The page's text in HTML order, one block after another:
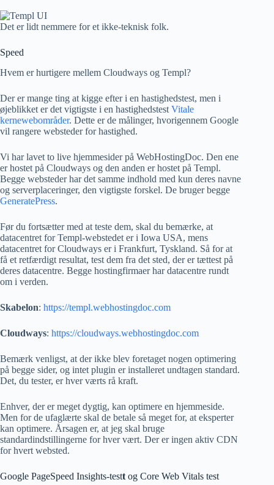
Det er lidt nemmere for et ikke-teknisk folk.
Speed
Hvem er hurtigere mellem Cloudways og Templ?
Der er mange ting at kigge efter i en hastighedstest, men i
øjeblikket er det vigtigste i en hastighedstest Vitale
kernewebområder. Dette er de målinger, hvorigennem Google
vil rangere websteder for hastighed.
Vi har lavet to live hjemmesider på WebHostingDoc. Den ene
er hostet på Cloudways og den anden er hostet på Templ.
Begge websteder har det samme indhold med kun deres navne
og serverplaceringer, den vigtigste forskel. De bruger begge
GeneratePress.
Før du fortsætter med at teste dem, skal du bemærke, at
datacentret for Templ-webstedet er i Iowa USA, mens
datacentret for Cloudways er i Frankfurt, Tyskland. Så for at
få et retfærdigt resultat, test dem fra det sted, der er tættest på
deres datacentre. Begge hostingfirmaer har datacentre rundt
om i verden.
Skabelon: https://templ.webhostingdoc.com
Cloudways: https://cloudways.webhostingdoc.com
Bemærk venligst, at der ikke blev foretaget nogen optimering
på begge sider, og intet plugin er installeret undtagen standard.
Det, du tester, er hver værts rå kraft.
Enhver, der er meget dygtig, kan optimere en hjemmeside.
Men for de ufaglærte skal de betale så meget for, at eksperter
kan optimere. Årsagen er, at jeg skal bruge
standardindstillingerne for hver vært. Der er ingen aktiv CDN
for hvert websted.
Google PageSpeed ​​Insights-testt og Core Web Vitals test